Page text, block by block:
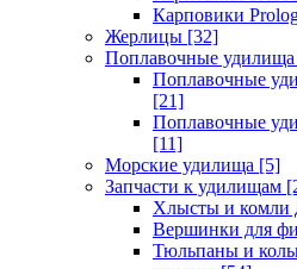
Карповики
Жерлицы [32]
Поплавочные удилища
Поплавочные
[21]
Поплавочные
[11]
Морские удилища [5]
Запчасти к удилищам
Хлысты и комли
Вершинки для
Тюльпаны и